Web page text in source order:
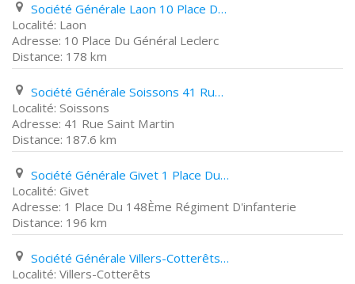
Société Générale Laon 10 Place Du Général Leclerc
Laon
10 Place Du Général Leclerc
178 km
Société Générale Soissons 41 Rue Saint Martin
Soissons
41 Rue Saint Martin
187.6 km
Société Générale Givet 1 Place Du 148Ème Régiment D'infanterie
Givet
1 Place Du 148Ème Régiment D'infanterie
196 km
Société Générale Villers-Cotterêts 2 Rue Alexandre Dumas
Villers-Cotterêts